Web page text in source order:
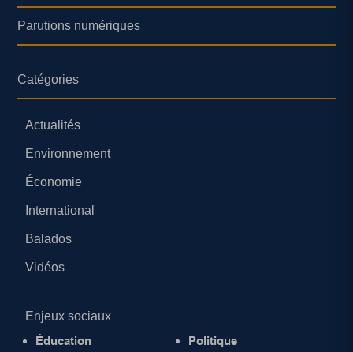
Parutions numériques
Catégories
Actualités
Environnement
Économie
International
Balados
Vidéos
Enjeux sociaux
Éducation
Politique